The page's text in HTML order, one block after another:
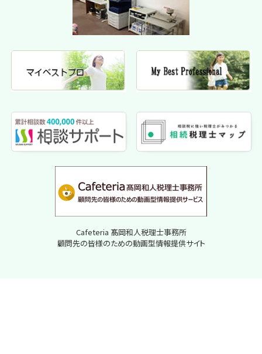
Cafeteria 髙岡和人税理士事務所
顧問先の皆様のための動画型情報提供サイト